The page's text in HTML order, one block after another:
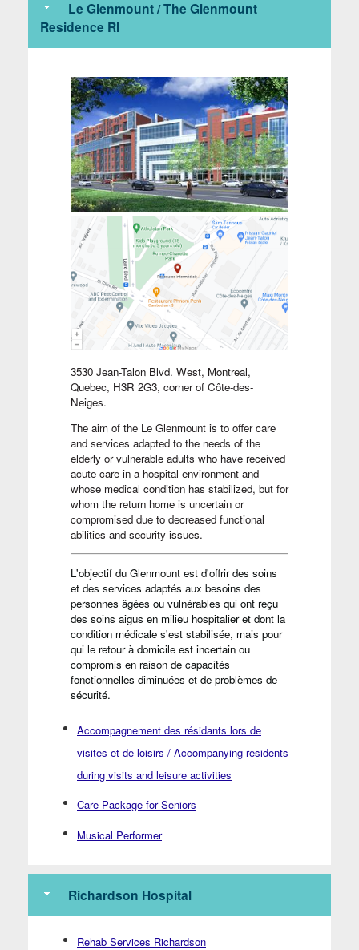
Le Glenmount / The Glenmount
Residence RI
3530 Jean-Talon Blvd. West, Montreal,
Quebec, H3R 2G3, corner of Côte-des-
Neiges.
The aim of the Le Glenmount is to offer care
and services adapted to the needs of the
elderly or vulnerable adults who have received
acute care in a hospital environment and
whose medical condition has stabilized, but for
whom the return home is uncertain or
compromised due to decreased functional
abilities and security issues.
L'objectif du Glenmount est d'offrir des soins
et des services adaptés aux besoins des
personnes âgées ou vulnérables qui ont reçu
des soins aigus en milieu hospitalier et dont la
condition médicale s'est stabilisée, mais pour
qui le retour à domicile est incertain ou
compromis en raison de capacités
fonctionnelles diminuées et de problèmes de
sécurité.
Accompagnement des résidants lors de
visites et de loisirs / Accompanying residents
during visits and leisure activities
Care Package for Seniors
Musical Performer
Richardson Hospital
Rehab Services Richardson